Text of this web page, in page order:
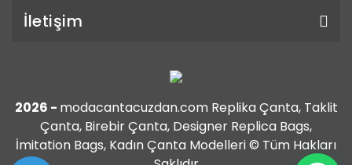
İletişim
2026 - modacantacuzdan.com Replika Çanta, Taklit
Çanta, Birebir Çanta, Designer Replica Bags,
İmitation Bags, Kadın Çanta Modelleri © Tüm Hakları